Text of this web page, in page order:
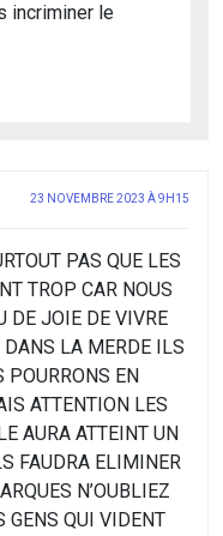
incriminer le
23 NOVEMBRE 2023 À 9H15
PAS QUE LES
TROP CAR NOUS
DE JOIE DE VIVRE
LA MERDE ILS
POURRONS EN
ATTENTION LES
AURA ATTEINT UN
FAUDRA ELIMINER
N’OUBLIEZ
GENS QUI VIDENT